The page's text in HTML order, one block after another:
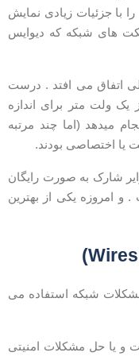
جزئیات زیادی نمایش
های شبکه که دیوایس
اتفاق می افتد . درست
ولت متر برای اندازه
میدهد (اما چند مرتبه
یا اختصاصی بودند.
شارک به صورت رایگان
یکی از بهترین
شبکه استفاده می
یا حل مشکلات امنیتی